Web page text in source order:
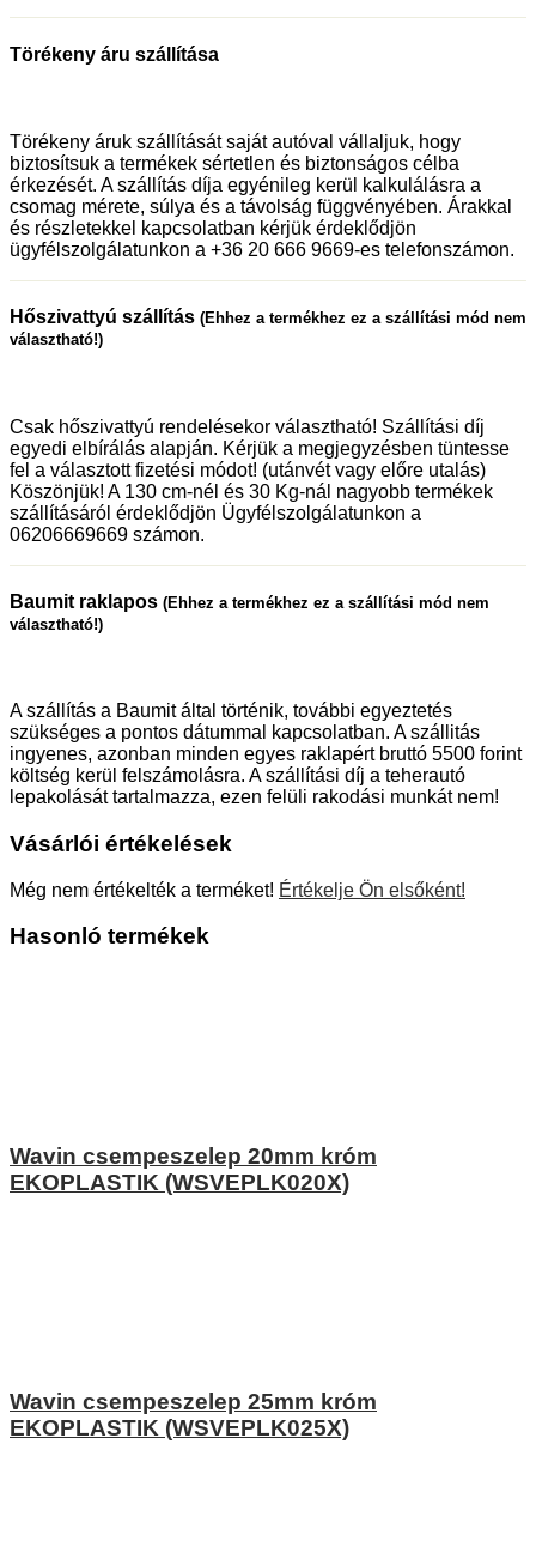
Törékeny áru szállítása
Törékeny áruk szállítását saját autóval vállaljuk, hogy
biztosítsuk a termékek sértetlen és biztonságos célba
érkezését. A szállítás díja egyénileg kerül kalkulálásra a
csomag mérete, súlya és a távolság függvényében. Árakkal
és részletekkel kapcsolatban kérjük érdeklődjön
ügyfélszolgálatunkon a +36 20 666 9669-es telefonszámon.
Hőszivattyú szállítás (Ehhez a termékhez ez a szállítási mód nem
választható!)
Csak hőszivattyú rendelésekor választható! Szállítási díj
egyedi elbírálás alapján. Kérjük a megjegyzésben tüntesse
fel a választott fizetési módot! (utánvét vagy előre utalás)
Köszönjük! A 130 cm-nél és 30 Kg-nál nagyobb termékek
szállításáról érdeklődjön Ügyfélszolgálatunkon a
06206669669 számon.
Baumit raklapos (Ehhez a termékhez ez a szállítási mód nem
választható!)
A szállítás a Baumit által történik, további egyeztetés
szükséges a pontos dátummal kapcsolatban. A szállitás
ingyenes, azonban minden egyes raklapért bruttó 5500 forint
költség kerül felszámolásra. A szállítási díj a teherautó
lepakolását tartalmazza, ezen felüli rakodási munkát nem!
Vásárlói értékelések
Még nem értékelték a terméket! Értékelje Ön elsőként!
Hasonló termékek
Wavin csempeszelep 20mm króm
EKOPLASTIK (WSVEPLK020X)
Wavin csempeszelep 25mm króm
EKOPLASTIK (WSVEPLK025X)